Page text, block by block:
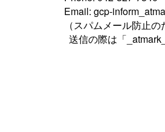
Email: gcp-
（スパムメール防止のため
送信の際は「_atmark_」